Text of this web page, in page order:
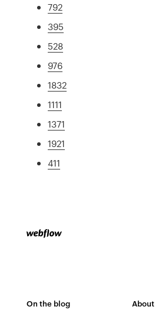
792
395
528
976
1832
1111
1371
1921
411
On the blog About